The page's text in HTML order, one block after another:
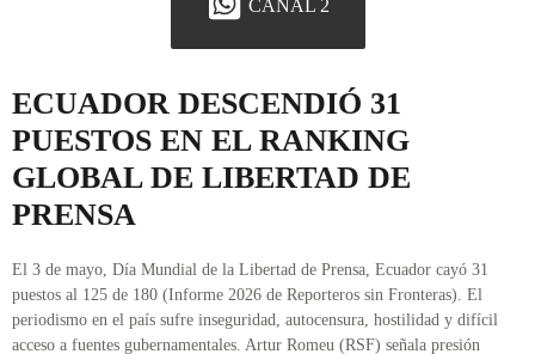
CANAL 2
ECUADOR DESCENDIÓ 31
PUESTOS EN EL RANKING
GLOBAL DE LIBERTAD DE
PRENSA
El 3 de mayo, Día Mundial de la Libertad de Prensa, Ecuador cayó 31
puestos al 125 de 180 (Informe 2026 de Reporteros sin Fronteras). El
periodismo en el país sufre inseguridad, autocensura, hostilidad y difícil
acceso a fuentes gubernamentales. Artur Romeu (RSF) señala presión